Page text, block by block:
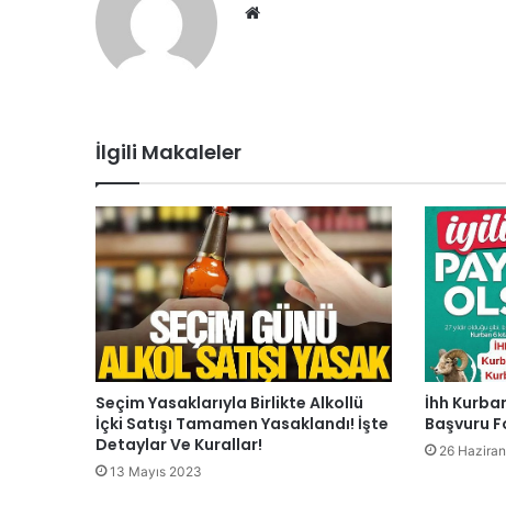
İlgili Makaleler
Seçim Yasaklarıyla Birlikte Alkollü
İçki Satışı Tamamen Yasaklandı! İşte
Detaylar Ve Kurallar!
13 Mayıs 2023
İhh
Başvuru
26